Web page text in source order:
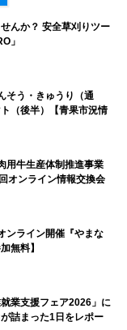
んか？ 安全草刈りツー
」
そう・きゅうり（通
（後半）【青果市況情
牛生産体制推進事業
オンライン情報交換会
ンライン開催『やまな
無料】
業支援フェア2026」に
詰まった1日をレポー